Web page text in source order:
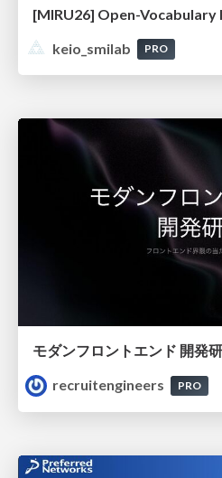
keio_smilab
PRO
モダンフロントエンド 開発
recruitengineers
PRO